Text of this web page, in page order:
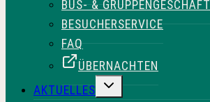
BUS- & GRUPPENGESCHÄFT
BESUCHERSERVICE
FAQ
ÜBERNACHTEN
AKTUELLES
UNTERMENÜ